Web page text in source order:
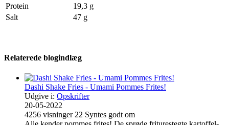
Protein
19,3 g
Salt
47 g
Relaterede blogindlæg
Dashi Shake Fries - Umami Pommes Frites!
Udgive i: Opskrifter
20-05-2022
4256 visninger 22 Syntes godt om